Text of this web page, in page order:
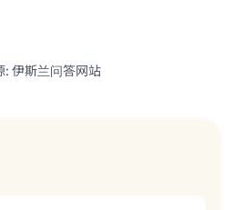
: 伊斯兰问答网站